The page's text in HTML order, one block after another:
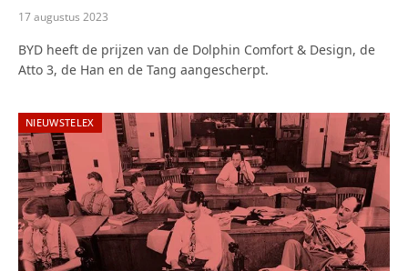
17 augustus 2023
BYD heeft de prijzen van de Dolphin Comfort & Design, de
Atto 3, de Han en de Tang aangescherpt.
NIEUWSTELEX